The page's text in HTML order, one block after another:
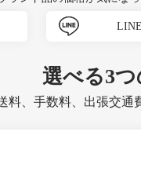
選べる3つ
料、手数料、出張交通